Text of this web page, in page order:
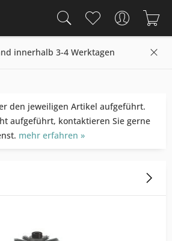
14 Tage
den jeweiligen Artikel aufgeführt.
aufgeführt, kontaktieren Sie gerne
mehr erfahren »